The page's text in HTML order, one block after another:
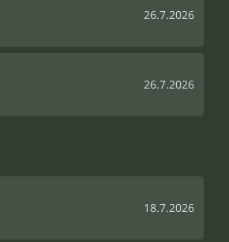
26.7.2026
26.7.2026
18.7.2026